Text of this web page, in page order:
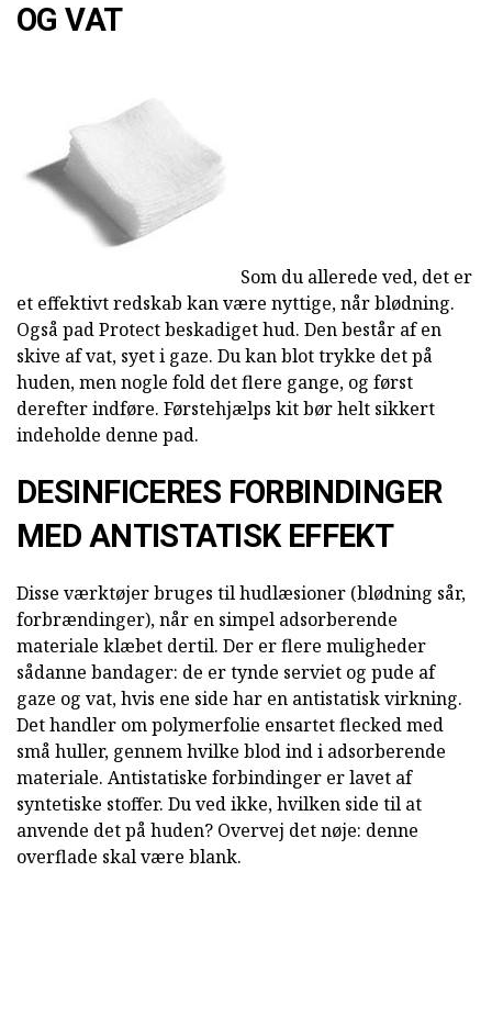
OG VAT
Som du allerede ved, det er
et effektivt redskab kan være nyttige, når blødning.
Også pad Protect beskadiget hud. Den består af en
skive af vat, syet i gaze. Du kan blot trykke det på
huden, men nogle fold det flere gange, og først
derefter indføre. Førstehjælps kit bør helt sikkert
indeholde denne pad.
DESINFICERES FORBINDINGER
MED ANTISTATISK EFFEKT
Disse værktøjer bruges til hudlæsioner (blødning sår,
forbrændinger), når en simpel adsorberende
materiale klæbet dertil. Der er flere muligheder
sådanne bandager: de er tynde serviet og pude af
gaze og vat, hvis ene side har en antistatisk virkning.
Det handler om polymerfolie ensartet flecked med
små huller, gennem hvilke blod ind i adsorberende
materiale. Antistatiske forbindinger er lavet af
syntetiske stoffer. Du ved ikke, hvilken side til at
anvende det på huden? Overvej det nøje: denne
overflade skal være blank.